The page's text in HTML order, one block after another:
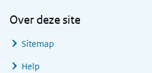
Over deze site
Sitemap
Help